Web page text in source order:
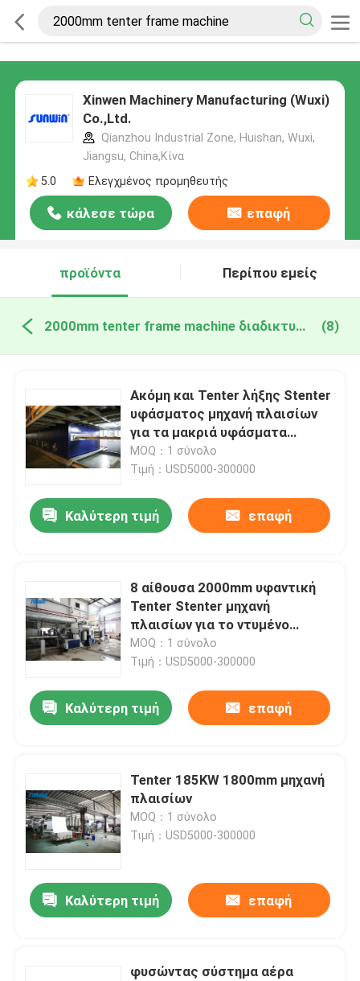
Xinwen Machinery Manufacturing (Wuxi)
Co.,Ltd.
Qianzhou Industrial Zone, Huishan, Wuxi,
Jiangsu, China,Κίνα
5.0
Ελεγχμένος προμηθευτής
κάλεσε τώρα επαφή
προϊόντα Περίπου εμείς
2000mm tenter frame machine διαδικτυακή κατασκευή (8)
Ακόμη και Tenter λήξης Stenter
υφάσματος μηχανή πλαισίων
για τα μακριά υφάσματα
σωρών πετσετών
MOQ：1 σύνολο
Τιμή：USD5000-300000
Καλύτερη τιμή επαφή
8 αίθουσα 2000mm υφαντική
Tenter Stenter μηχανή
πλαισίων για το ντυμένο
ύφασμα
MOQ：1 σύνολο
Τιμή：USD5000-300000
Καλύτερη τιμή επαφή
Tenter 185KW 1800mm μηχανή
πλαισίων
MOQ：1 σύνολο
Τιμή：USD5000-300000
Καλύτερη τιμή επαφή
φυσώντας σύστημα αέρα